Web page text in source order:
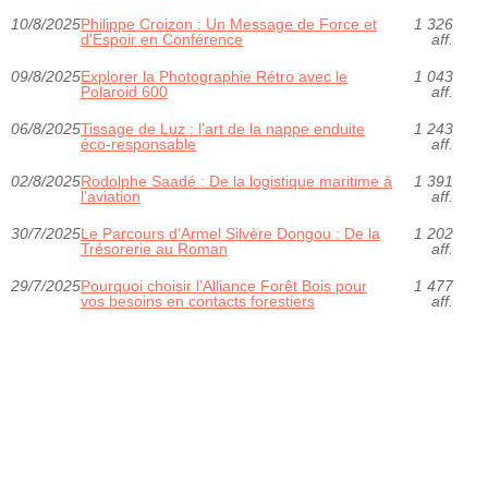
10/8/2025Philippe Croizon : Un Message de Force et
d'Espoir en Conférence
1 326
aff.
09/8/2025Explorer la Photographie Rétro avec le
Polaroid 600
1 043
aff.
06/8/2025Tissage de Luz : l'art de la nappe enduite
éco-responsable
1 243
aff.
02/8/2025Rodolphe Saadé : De la logistique maritime à
l'aviation
1 391
aff.
30/7/2025Le Parcours d'Armel Silvère Dongou : De la
Trésorerie au Roman
1 202
aff.
29/7/2025Pourquoi choisir l'Alliance Forêt Bois pour
vos besoins en contacts forestiers
1 477
aff.